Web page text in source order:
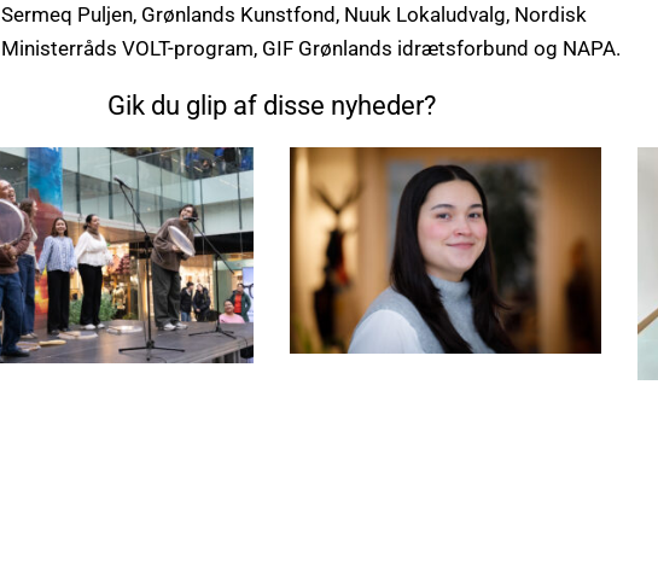
Sermeq Puljen, Grønlands Kunstfond, Nuuk Lokaludvalg, Nordisk
Ministerråds VOLT-program, GIF Grønlands idrætsforbund og NAPA.
Gik du glip af disse nyheder?